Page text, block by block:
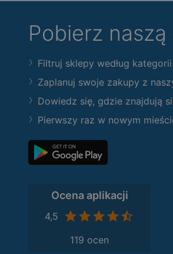
Pobierz
Filtruj sklepy według
Zaplanuj swoje zakupy z
Dowiedz się, gdzie znajdują
Pierwszy raz w nowym
Ocena aplikacji
4,5
119 ocen